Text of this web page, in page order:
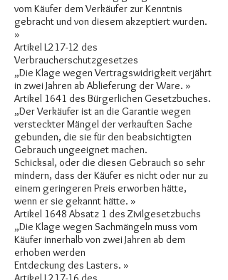
vom Käufer dem Verkäufer zur Kenntnis
gebracht und von diesem akzeptiert wurden.
»
Artikel L217-12 des
Verbraucherschutzgesetzes
„Die Klage wegen Vertragswidrigkeit verjährt
in zwei Jahren ab Ablieferung der Ware. »
Artikel 1641 des Bürgerlichen Gesetzbuches.
„Der Verkäufer ist an die Garantie wegen
versteckter Mängel der verkauften Sache
gebunden, die sie für den beabsichtigten
Gebrauch ungeeignet machen.
Schicksal, oder die diesen Gebrauch so sehr
mindern, dass der Käufer es nicht oder nur zu
einem geringeren Preis erworben hätte,
wenn er sie gekannt hätte. »
Artikel 1648 Absatz 1 des Zivilgesetzbuchs
„Die Klage wegen Sachmängeln muss vom
Käufer innerhalb von zwei Jahren ab dem
erhoben werden
Entdeckung des Lasters. »